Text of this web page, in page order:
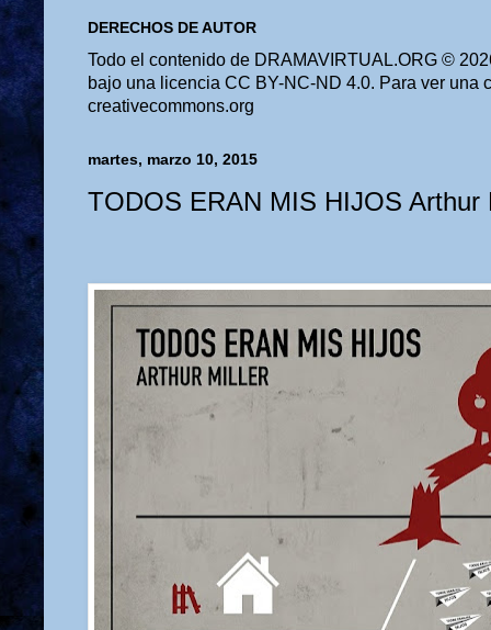
DERECHOS DE AUTOR
Todo el contenido de DRAMAVIRTUAL.ORG ©
bajo una licencia CC BY-NC-ND 4.0. Para ver una
creativecommons.org
martes, marzo 10, 2015
TODOS ERAN MIS HIJOS Arthur